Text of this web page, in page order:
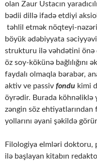
olan Zaur Ustacın
bədii dillə ifadə etdiyi
təhlil etmək nöqteyi-
böyük ədəbiyyata
strukturu ilə vəhdətini önə
öz soy-kökünə bağlılığını
faydalı olmaqla bərabər,
aktiv ve passiv fondu kimi
öyrədir. Burada köhnəliklə
zəngin söz
yollarını əyani şəkildə
Filologiya elmləri doktoru,
ilə başlayan kitabın